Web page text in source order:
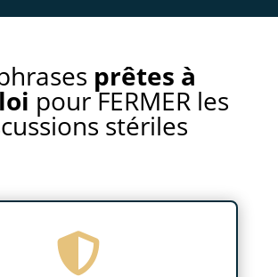
prêtes à
pour FERMER les
stériles
